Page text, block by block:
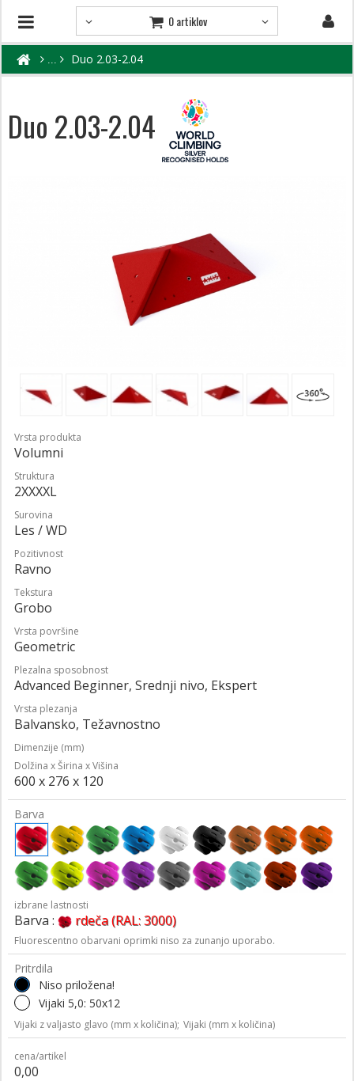
0 artiklov
Duo 2.03-2.04
Duo 2.03-2.04
Vrsta produkta
Volumni
Struktura
2XXXXL
Surovina
Les / WD
Pozitivnost
Ravno
Tekstura
Grobo
Vrsta površine
Geometric
Plezalna sposobnost
Advanced Beginner, Srednji nivo, Ekspert
Vrsta plezanja
Balvansko, Težavnostno
Dimenzije (mm)
Dolžina x Širina x Višina
600 x 276 x 120
Barva
izbrane lastnosti
Barva : rdeča (RAL: 3000)
Fluorescentno obarvani oprimki niso za zunanjo uporabo.
Pritrdila
Niso priložena!
Vijaki 5,0: 50x12
Vijaki z valjasto glavo (mm x količina); Vijaki (mm x količina)
cena/artikel
0,00